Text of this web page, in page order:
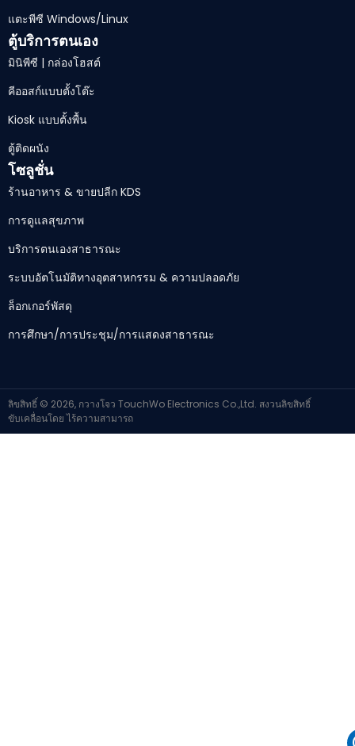
แตะพีซี Windows/Linux
ตู้บริการตนเอง
มินิพีซี | กล่องโฮสต์
คีออสก์แบบตั้งโต๊ะ
Kiosk แบบตั้งพื้น
ตู้ติดผนัง
โซลูชั่น
ร้านอาหาร & ขายปลีก KDS
การดูแลสุขภาพ
บริการตนเองสาธารณะ
ระบบอัตโนมัติทางอุตสาหกรรม & ความปลอดภัย
ล็อกเกอร์พัสดุ
การศึกษา/การประชุม/การแสดงสาธารณะ
ลิขสิทธิ์ © 2026, กวางโจว TouchWo Electronics Co.,Ltd. สงวนลิขสิทธิ์
ขับเคลื่อนโดยไร้ความสามารถ